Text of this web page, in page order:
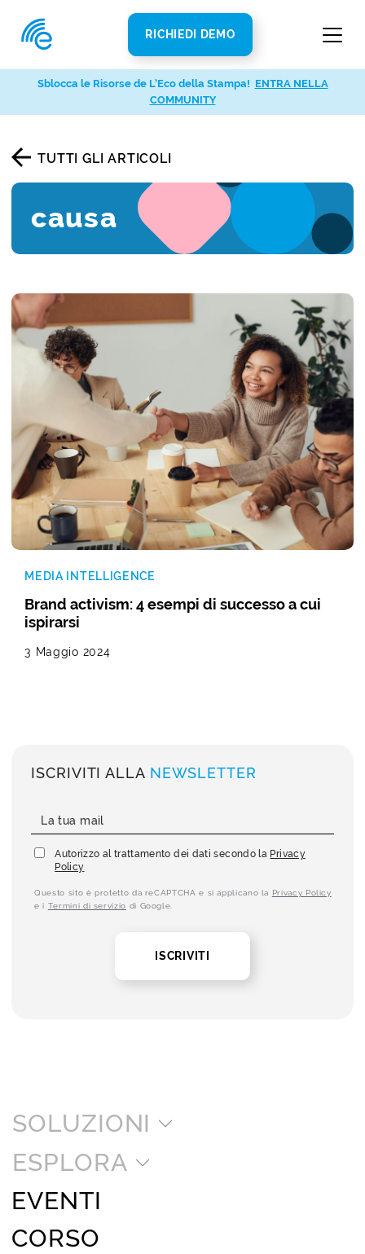
RICHIEDI DEMO
TUTTI GLI ARTICOLI
causa
MEDIA INTELLIGENCE
Brand activism: 4 esempi di successo a cui
ispirarsi
3 Maggio 2024
ISCRIVITI ALLA NEWSLETTER
Autorizzo al trattamento dei dati secondo la Privacy
Policy
Questo sito è protetto da reCAPTCHA e si applicano la Privacy Policy
e i Termini di servizio di Google.
ISCRIVITI
SOLUZIONI
ESPLORA
EVENTI
CORSO
Sblocca le Risorse de L’Eco della Stampa! ENTRA NELLA
COMMUNITY